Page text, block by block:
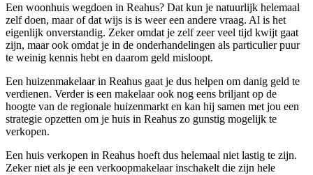
Een woonhuis wegdoen in Reahus? Dat kun je natuurlijk helemaal
zelf doen, maar of dat wijs is is weer een andere vraag. Al is het
eigenlijk onverstandig. Zeker omdat je zelf zeer veel tijd kwijt gaat
zijn, maar ook omdat je in de onderhandelingen als particulier puur
te weinig kennis hebt en daarom geld misloopt.
Een huizenmakelaar in Reahus gaat je dus helpen om danig geld te
verdienen. Verder is een makelaar ook nog eens briljant op de
hoogte van de regionale huizenmarkt en kan hij samen met jou een
strategie opzetten om je huis in Reahus zo gunstig mogelijk te
verkopen.
Een huis verkopen in Reahus hoeft dus helemaal niet lastig te zijn.
Zeker niet als je een verkoopmakelaar inschakelt die zijn hele